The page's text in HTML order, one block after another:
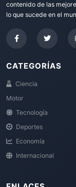
contenido de las
lo que sucede en el
CATEGORÍAS
Ciencia
Motor
Tecnología
Deportes
Economía
Internacional